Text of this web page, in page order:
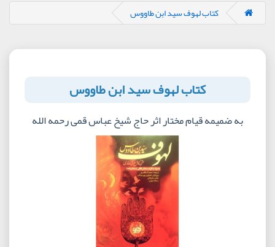
کتاب لهوف سید ابن طاووس
کتاب لهوف سید ابن طاووس
به ضمیمه قیام مختار اثر حاج شیخ عباس قمی رحمه الله